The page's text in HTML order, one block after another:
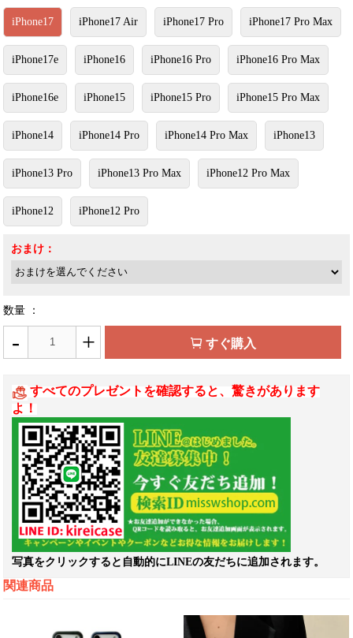
iPhone17 iPhone17 Air iPhone17 Pro iPhone17 Pro Max
iPhone17e iPhone16 iPhone16 Pro iPhone16 Pro Max
iPhone16e iPhone15 iPhone15 Pro iPhone15 Pro Max
iPhone14 iPhone14 Pro iPhone14 Pro Max iPhone13
iPhone13 Pro iPhone13 Pro Max iPhone12 Pro Max
iPhone12 iPhone12 Pro
おまけ：
数量 ：
- + すぐ購入
すべてのプレゼントを確認すると、驚きがあります
よ！
写真をクリックすると自動的にLINEの友だちに追加されます。
関連商品